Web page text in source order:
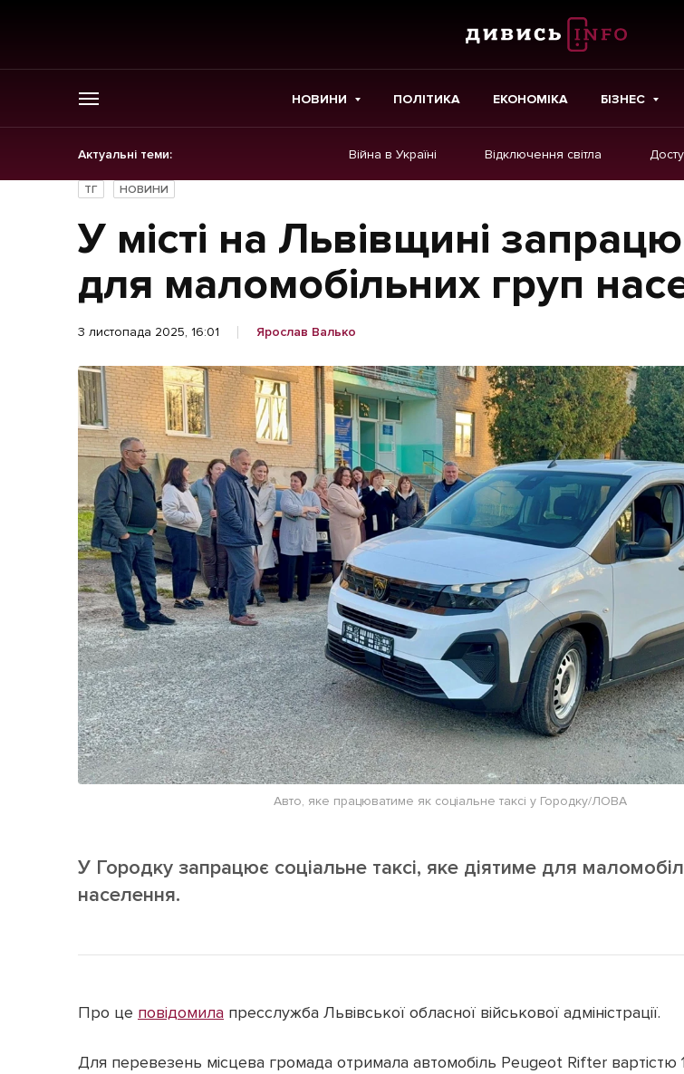
НОВИНИ ПОЛІТИКА ЕКОНОМІКА БІЗНЕС
Актуальні теми: Війна в Україні Відключення світла
ГОЛОВНЕ
Новини
Політика
Економіка
Бізнес
Життя
Культура
Афіша
Картки
[email
ТГ НОВИНИ
У місті на Львівщині
для маломобільних груп
3 листопада 2025, 16:01 Ярослав Валько
Авто, яке працюватиме як соціальне таксі у Городку/ЛОВА
У Городку запрацює соціальне таксі, яке діятиме для
населення.
Про це повідомила пресслужба Львівської обласної військової адміністрації.
Для перевезень місцева громада отримала автомобіль Peugeot Rifter вартістю